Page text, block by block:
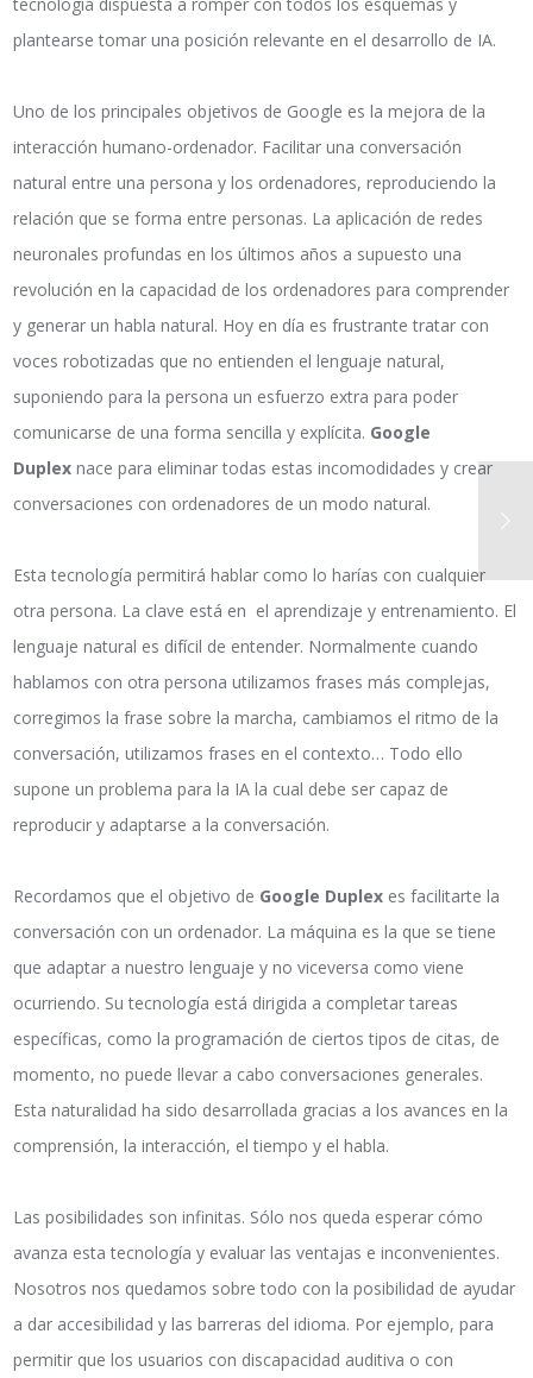
tecnología dispuesta a romper con todos los esquemas y
plantearse tomar una posición relevante en el desarrollo de IA.
Uno de los principales objetivos de Google es la mejora de la
interacción humano-ordenador. Facilitar una conversación
natural entre una persona y los ordenadores, reproduciendo la
relación que se forma entre personas. La aplicación de redes
neuronales profundas en los últimos años a supuesto una
revolución en la capacidad de los ordenadores para comprender
y generar un habla natural. Hoy en día es frustrante tratar con
voces robotizadas que no entienden el lenguaje natural,
suponiendo para la persona un esfuerzo extra para poder
comunicarse de una forma sencilla y explícita. Google
Duplex nace para eliminar todas estas incomodidades y crear
conversaciones con ordenadores de un modo natural.
Esta tecnología permitirá hablar como lo harías con cualquier
otra persona. La clave está en el aprendizaje y entrenamiento. El
lenguaje natural es difícil de entender. Normalmente cuando
hablamos con otra persona utilizamos frases más complejas,
corregimos la frase sobre la marcha, cambiamos el ritmo de la
conversación, utilizamos frases en el contexto… Todo ello
supone un problema para la IA la cual debe ser capaz de
reproducir y adaptarse a la conversación.
Recordamos que el objetivo de Google Duplex es facilitarte la
conversación con un ordenador. La máquina es la que se tiene
que adaptar a nuestro lenguaje y no viceversa como viene
ocurriendo. Su tecnología está dirigida a completar tareas
específicas, como la programación de ciertos tipos de citas, de
momento, no puede llevar a cabo conversaciones generales.
Esta naturalidad ha sido desarrollada gracias a los avances en la
comprensión, la interacción, el tiempo y el habla.
Las posibilidades son infinitas. Sólo nos queda esperar cómo
avanza esta tecnología y evaluar las ventajas e inconvenientes.
Nosotros nos quedamos sobre todo con la posibilidad de ayudar
a dar accesibilidad y las barreras del idioma. Por ejemplo, para
permitir que los usuarios con discapacidad auditiva o con